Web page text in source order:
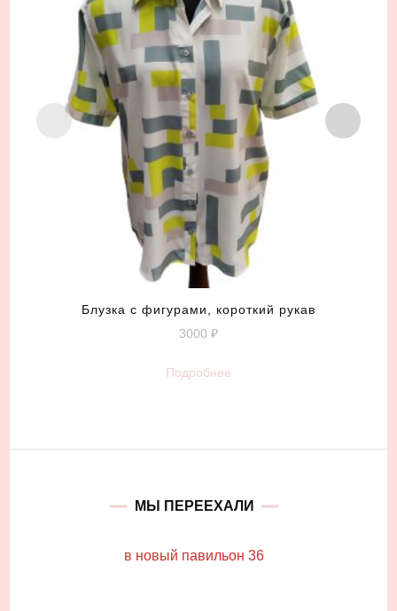
Блузка с фигурами, короткий рукав
3000 ₽
Подробнее
МЫ ПЕРЕЕХАЛИ
в новый павильон 36